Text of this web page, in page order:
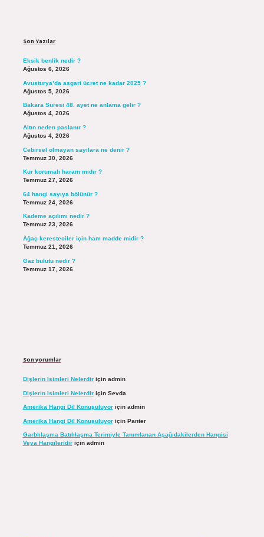
Son Yazılar
Eksik benlik nedir ?
Ağustos 6, 2026
Avusturya’da asgari ücret ne kadar 2025 ?
Ağustos 5, 2026
Bakara Suresi 48. ayet ne anlama gelir ?
Ağustos 4, 2026
Altın neden paslanır ?
Ağustos 4, 2026
Cebirsel olmayan sayılara ne denir ?
Temmuz 30, 2026
Kur korumalı haram mıdır ?
Temmuz 27, 2026
64 hangi sayıya bölünür ?
Temmuz 24, 2026
Kademe açılımı nedir ?
Temmuz 23, 2026
Ağaç keresteciler için ham madde midir ?
Temmuz 21, 2026
Gaz bulutu nedir ?
Temmuz 17, 2026
Son yorumlar
Dişlerin Isimleri Nelerdiriçin admin
Dişlerin Isimleri Nelerdiriçin Sevda
Amerika Hangi Dil Konuşuluyoriçin admin
Amerika Hangi Dil Konuşuluyoriçin Panter
Garblılaşma Batılılaşma Terimiyle Tanımlanan Aşağıdakilerden Hangisi
Veya Hangileridiriçin admin